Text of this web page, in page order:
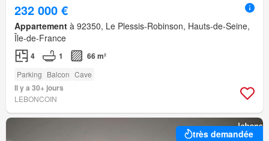
232 000 €
Appartement à 92350, Le Plessis-Robinson, Hauts-de-Seine,
Île-de-France
4 1 66 m²
Parking Balcon Cave
Il y a 30+ jours
LEBONCOIN
très demandée